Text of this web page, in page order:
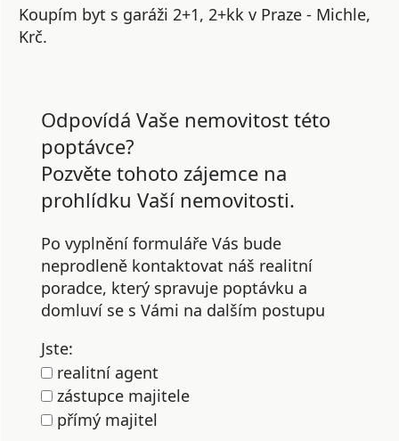
Koupím byt s garáži 2+1, 2+kk v Praze - Michle,
Krč.
Odpovídá Vaše nemovitost této
poptávce?
Pozvěte tohoto zájemce na
prohlídku Vaší nemovitosti.
Po vyplnění formuláře Vás bude
neprodleně kontaktovat náš realitní
poradce, který spravuje poptávku a
domluví se s Vámi na dalším postupu
Jste:
realitní agent
zástupce majitele
přímý majitel